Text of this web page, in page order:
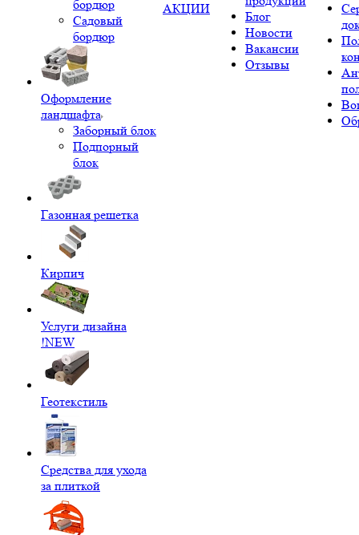
бордюр
Садовый
бордюр
Оформление
ландшафта
Заборный блок
Подпорный
блок
Газонная решетка
Кирпич
Услуги дизайна
!NEW
Геотекстиль
Средства для ухода
за плиткой
АКЦИИ
Блог
Новости
Вакансии
Отзывы